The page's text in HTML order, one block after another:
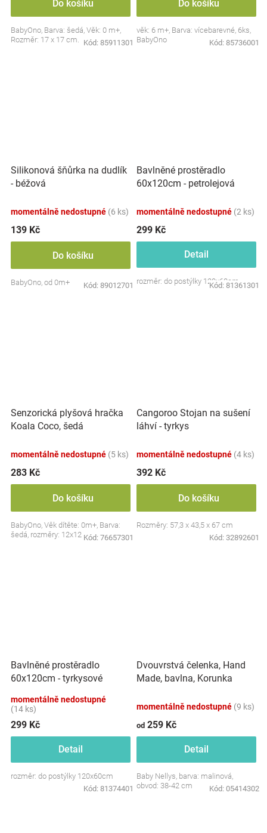
Do košíku
BabyOno, Barva: šedá, Věk: 0 m+,
Rozměr: 17 x 17 cm.
Kód: 85911301
Do košíku
věk: 6 m+, Barva: vícebarevné, 6ks,
BabyOno
Kód: 85736001
Silikonová šňůrka na dudlík
- béžová
momentálně nedostupné (6 ks)
139 Kč
Do košíku
BabyOno, od 0m+ Kód: 89012701
Bavlněné prostěradlo
60x120cm - petrolejová
momentálně nedostupné (2 ks)
299 Kč
Detail
rozměr: do postýlky 120x60cm
Kód: 81361301
Senzorická plyšová hračka
Koala Coco, šedá
momentálně nedostupné (5 ks)
283 Kč
Do košíku
BabyOno, Věk dítěte: 0m+, Barva:
šedá, rozměry: 12x12 cm.
Kód: 76657301
Cangoroo Stojan na sušení
láhví - tyrkys
momentálně nedostupné (4 ks)
392 Kč
Do košíku
Rozměry: 57,3 x 43,5 x 67 cm
Kód: 32892601
Bavlněné prostěradlo
60x120cm - tyrkysové
momentálně nedostupné
(14 ks)
299 Kč
Detail
rozměr: do postýlky 120x60cm
Kód: 81374401
Dvouvrstvá čelenka, Hand
Made, bavlna, Korunka
momentálně nedostupné (9 ks)
od 259 Kč
Detail
Baby Nellys, barva: malinová,
obvod: 38-42 cm
Kód: 05414302